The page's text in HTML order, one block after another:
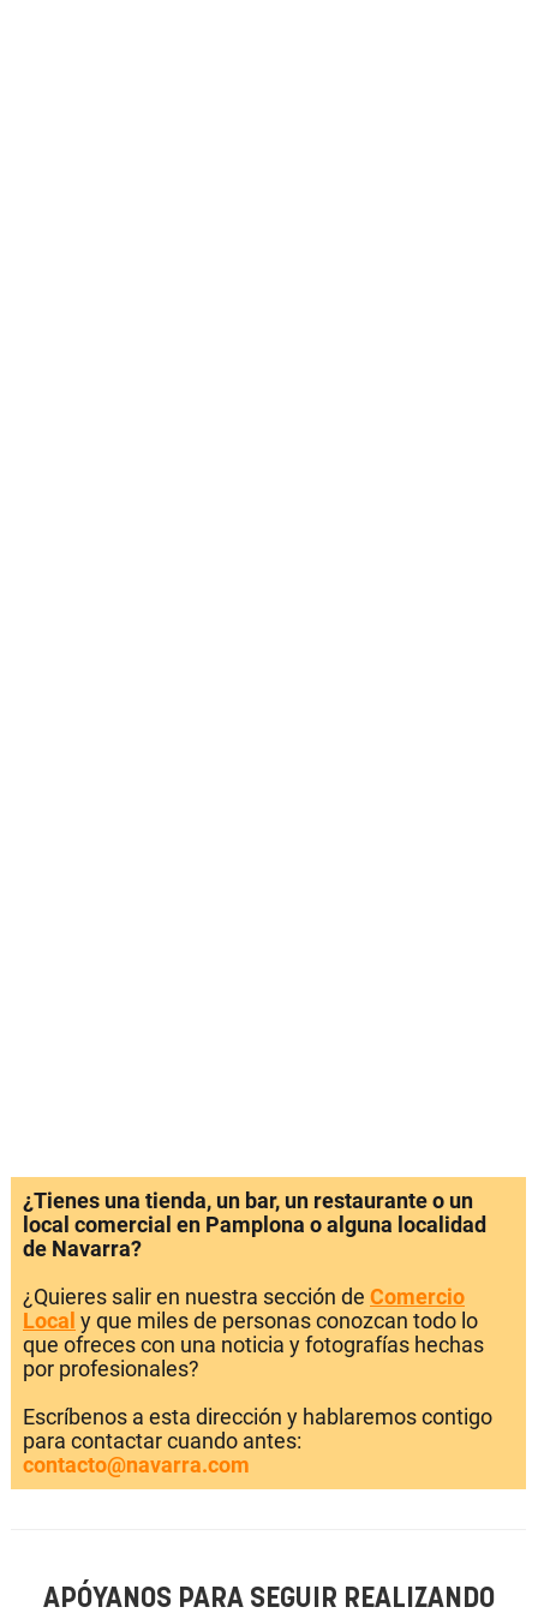
¿Tienes una tienda, un bar, un restaurante o un
local comercial en Pamplona o alguna localidad
de Navarra?
¿Quieres salir en nuestra sección de Comercio
Local y que miles de personas conozcan todo lo
que ofreces con una noticia y fotografías hechas
por profesionales?
Escríbenos a esta dirección y hablaremos contigo
para contactar cuando antes:
contacto@navarra.com
APÓYANOS PARA SEGUIR REALIZANDO